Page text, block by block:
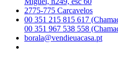
2775-775 Carcavelos
00 351 215 815 617
00 351 967 538 558
borala@vendieuacasa.pt